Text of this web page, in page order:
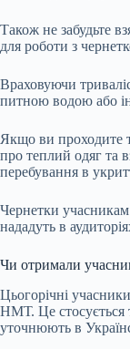
Також не забудьте
для роботи з
Враховуючи
питною водою або
Якщо ви проходите
про теплий одяг та
перебування в
Чернетки
нададуть в
Чи отримали
Цьогорічні
НМТ. Це стосується
уточнюють в